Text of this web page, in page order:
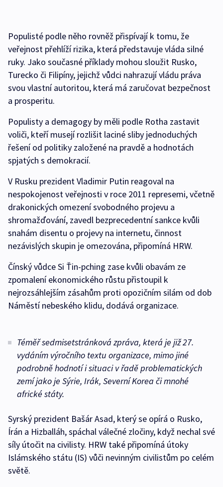
Populisté podle něho rovněž přispívají k tomu, že
veřejnost přehlíží rizika, která představuje vláda silné
ruky. Jako současné příklady mohou sloužit Rusko,
Turecko či Filipíny, jejichž vůdci nahrazují vládu práva
svou vlastní autoritou, která má zaručovat bezpečnost
a prosperitu.
Populisty a demagogy by měli podle Rotha zastavit
voliči, kteří musejí rozlišit laciné sliby jednoduchých
řešení od politiky založené na pravdě a hodnotách
spjatých s demokracií.
V Rusku prezident Vladimir Putin reagoval na
nespokojenost veřejnosti v roce 2011 represemi, včetně
drakonických omezení svobodného projevu a
shromažďování, zavedl bezprecedentní sankce kvůli
snahám disentu o projevy na internetu, činnost
nezávislých skupin je omezována, připomíná HRW.
Čínský vůdce Si Ťin-pching zase kvůli obavám ze
zpomalení ekonomického růstu přistoupil k
nejrozsáhlejším zásahům proti opozičním silám od dob
Náměstí nebeského klidu, dodává organizace.
Téměř sedmisetstránková zpráva, která je již 27.
vydáním výročního textu organizace, mimo jiné
podrobně hodnotí i situaci v řadě problematických
zemí jako je Sýrie, Irák, Severní Korea či mnohé
africké státy.
Syrský prezident Bašár Asad, který se opírá o Rusko,
Írán a Hizballáh, spáchal válečné zločiny, když nechal své
síly útočit na civilisty. HRW také připomíná útoky
Islámského státu (IS) vůči nevinným civilistům po celém
světě.